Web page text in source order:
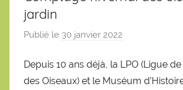
jardin
Publié le 30 janvier 2022
r
S
Depuis 10 ans déjà, la LPO (Ligue
des Oiseaux) et le Muséum